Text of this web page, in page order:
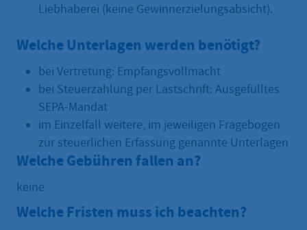
Liebhaberei (keine Gewinnerzielungsabsicht).
Welche Unterlagen werden benötigt?
bei Vertretung: Empfangsvollmacht
bei Steuerzahlung per Lastschrift: Ausgefülltes
SEPA-Mandat
im Einzelfall weitere, im jeweiligen Fragebogen
zur steuerlichen Erfassung genannte Unterlagen
Welche Gebühren fallen an?
keine
Welche Fristen muss ich beachten?